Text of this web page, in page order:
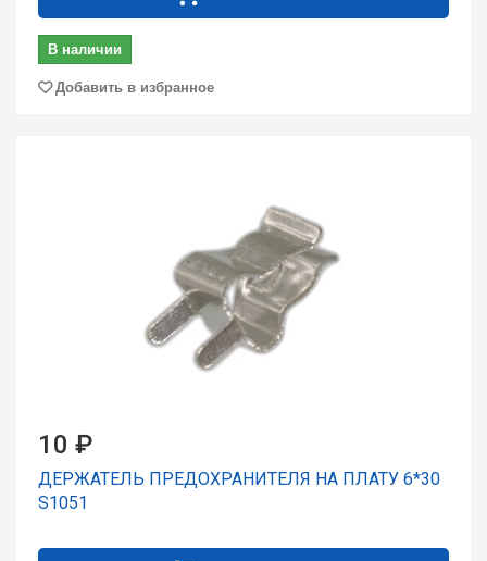
В наличии
Добавить в избранное
10 ₽
ДЕРЖАТЕЛЬ ПРЕДОХРАНИТЕЛЯ НА ПЛАТУ 6*30
S1051